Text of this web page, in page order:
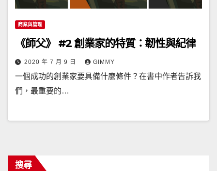
商業與管理
《師父》 #2 創業家的特質：韌性與紀律
2020 年 7 月 9 日 GIMMY
一個成功的創業家要具備什麼條件？在書中作者告訴我
們，最重要的…
搜尋